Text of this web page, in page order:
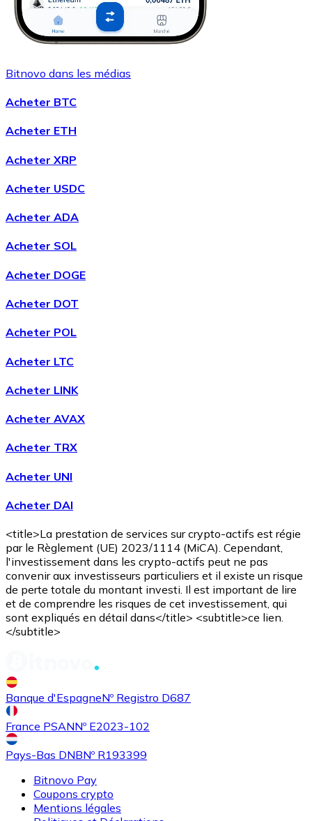
Bitnovo dans les médias
Acheter BTC
Acheter ETH
Acheter XRP
Acheter USDC
Acheter ADA
Acheter SOL
Acheter DOGE
Acheter DOT
Acheter POL
Acheter LTC
Acheter LINK
Acheter AVAX
Acheter TRX
Acheter UNI
Acheter DAI
<title>La prestation de services sur crypto-actifs est régie
par le Règlement (UE) 2023/1114 (MiCA). Cependant,
l'investissement dans les crypto-actifs peut ne pas
convenir aux investisseurs particuliers et il existe un risque
de perte totale du montant investi. Il est important de lire
et de comprendre les risques de cet investissement, qui
sont expliqués en détail dans</title> <subtitle>ce lien.
</subtitle>
Banque d'EspagneNº Registro D687
France PSANNº E2023-102
Pays-Bas DNBNº R193399
Bitnovo Pay
Coupons crypto
Mentions légales